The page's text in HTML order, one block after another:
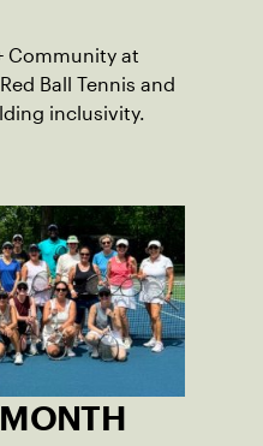
Community at
Ball Tennis and
inclusivity.